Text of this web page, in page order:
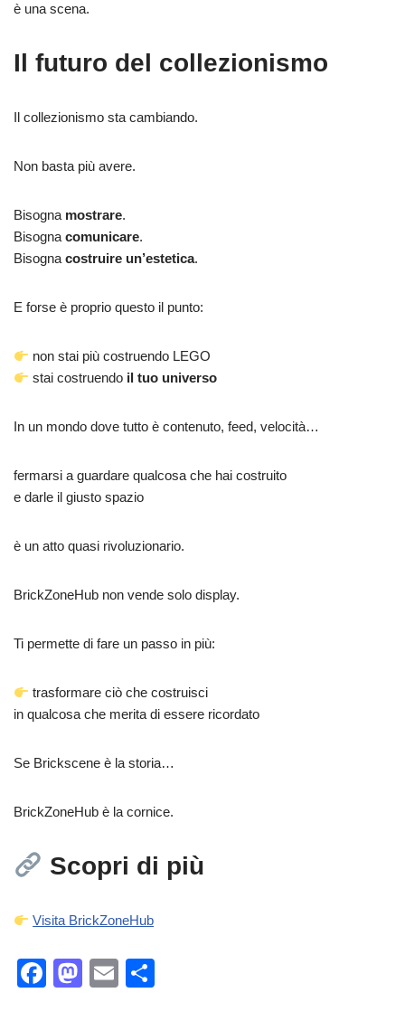
è una scena.
Il futuro del collezionismo
Il collezionismo sta cambiando.
Non basta più avere.
Bisogna mostrare.
Bisognacomunicare.
Bisognacostruire un’estetica.
E forse è proprio questo il punto:
non stai più costruendo LEGO
stai costruendo il tuo universo
In un mondo dove tutto è contenuto, feed, velocità…
fermarsi a guardare qualcosa che hai costruito
e darle il giusto spazio
è un atto quasi rivoluzionario.
BrickZoneHub non vende solo display.
Ti permette di fare un passo in più:
trasformare ciò che costruisci
in qualcosa che merita di essere ricordato
Se Brickscene è la storia…
BrickZoneHub è la cornice.
Scopri di più
Visita BrickZoneHub
F
M
E